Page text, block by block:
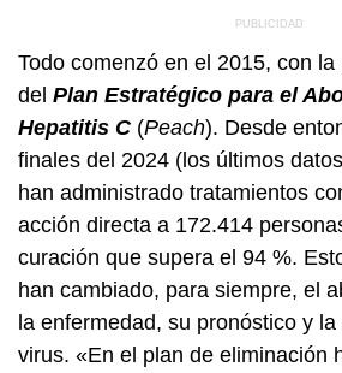
Todo comenzó en el 2015, con
del Plan Estratégico para el
Hepatitis C (Peach). Desde
finales del 2024 (los últimos
han administrado tratamientos
acción directa a 172.414
curación que supera el 94 %.
han cambiado, para siempre, el
la enfermedad, su pronóstico y
virus. «En el plan de eliminación